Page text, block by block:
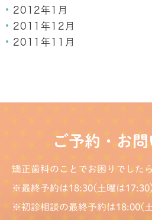
2012年1月
2011年12月
2011年11月
ご予約・お
矯正歯科のことでお困りでした
※最終予約は18:30(土曜は17:30)
※初診相談の最終予約は18:00(